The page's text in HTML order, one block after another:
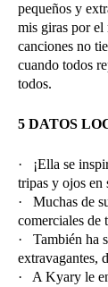
pequeños y
mis giras por
canciones no
cuando todos
todos.
5 DATOS
· ¡Ella se
tripas y ojos en
· Muchas de
comerciales de
· También ha
extravagantes,
· A Kyary le